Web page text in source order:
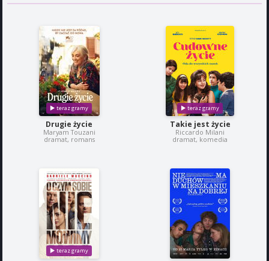
Drugie życie
Maryam Touzani
dramat, romans
Takie jest życie
Riccardo Milani
dramat, komedia